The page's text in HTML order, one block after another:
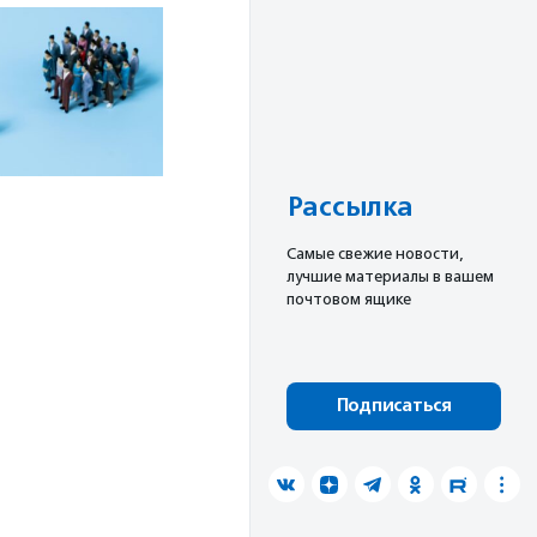
Рассылка
Cамые свежие новости,
лучшие материалы в вашем
почтовом ящике
Подписаться